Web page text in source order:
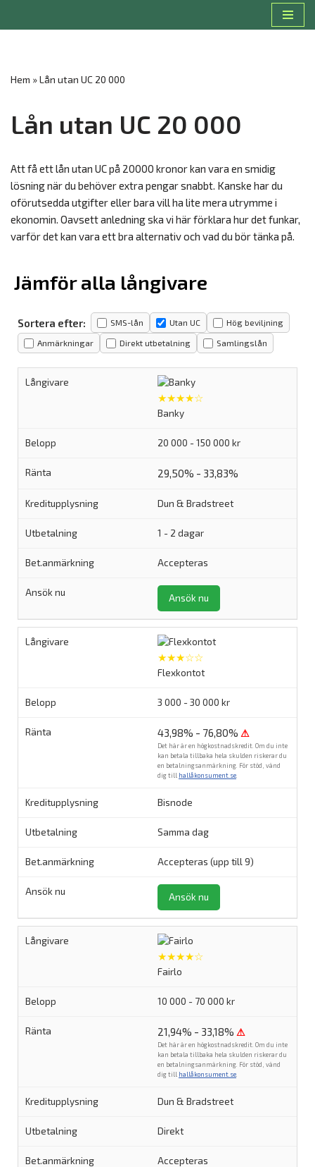
Hem »Lån utan UC 20 000
Lån utan UC 20 000
Att få ett lån utan UC på 20000 kronor kan vara en smidig
lösning när du behöver extra pengar snabbt. Kanske har du
oförutsedda utgifter eller bara vill ha lite mera utrymme i
ekonomin. Oavsett anledning ska vi här förklara hur det funkar,
varför det kan vara ett bra alternativ och vad du bör tänka på.
Jämför alla långivare
Sortera efter: SMS-lån Utan UC Hög beviljning
Anmärkningar Direkt utbetalning Samlingslån
★★★★☆
Banky
20 000 - 150 000 kr
29,50% - 33,83%
Dun & Bradstreet
1 - 2 dagar
Accepteras
Ansök nu
★★★☆☆
Flexkontot
3 000 - 30 000 kr
43,98% - 76,80% ⚠
Det här är en högkostnadskredit. Om du inte
kan betala tillbaka hela skulden riskerar du
en betalningsanmärkning. För stöd, vänd
dig till hallåkonsument.se
Bisnode
Samma dag
Accepteras (upp till 9)
Ansök nu
★★★★☆
Fairlo
10 000 - 70 000 kr
21,94% - 33,18% ⚠
Det här är en högkostnadskredit. Om du inte
kan betala tillbaka hela skulden riskerar du
en betalningsanmärkning. För stöd, vänd
dig till hallåkonsument.se
Dun & Bradstreet
Direkt
Accepteras